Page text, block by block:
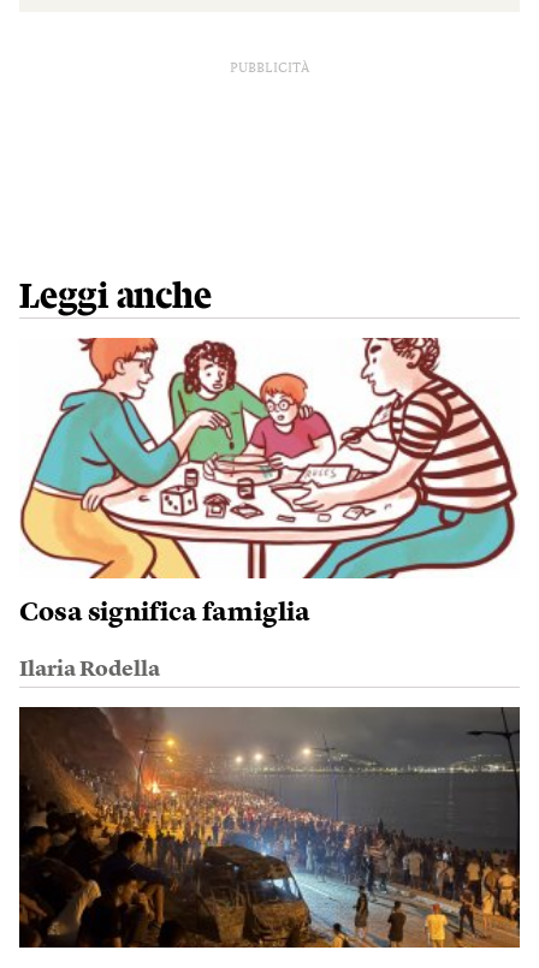
PUBBLICITÀ
Leggi anche
Cosa significa famiglia
Ilaria Rodella